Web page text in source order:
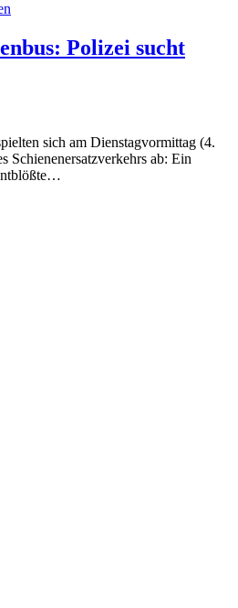
Polizei sucht
sich am Dienstagvormittag (4.
Schienenersatzverkehrs ab: Ein